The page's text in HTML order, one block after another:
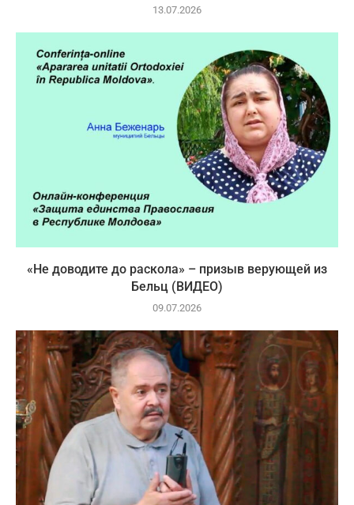
13.07.2026
«Не доводите до раскола» – призыв верующей из
Бельц (ВИДЕО)
09.07.2026